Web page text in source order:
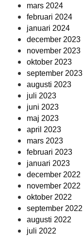
mars 2024
februari 2024
januari 2024
december 2023
november 2023
oktober 2023
september 2023
augusti 2023
juli 2023
juni 2023
maj 2023
april 2023
mars 2023
februari 2023
januari 2023
december 2022
november 2022
oktober 2022
september 2022
augusti 2022
juli 2022